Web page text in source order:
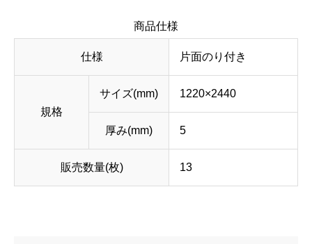
商品仕様
仕様 片面のり付き
規格
サイズ(mm) 1220×2440
厚み(mm) 5
販売数量(枚) 13